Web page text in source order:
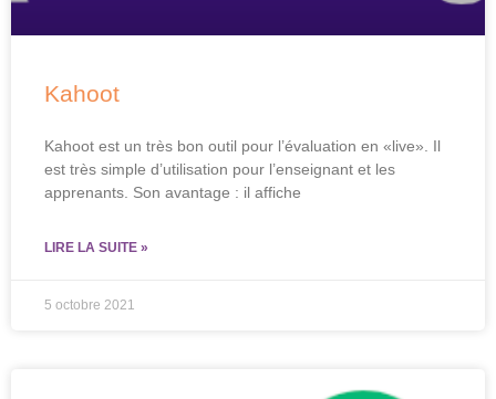
Kahoot
Kahoot est un très bon outil pour l’évaluation en «live». Il
est très simple d’utilisation pour l’enseignant et les
apprenants. Son avantage : il affiche
LIRE LA SUITE »
5 octobre 2021